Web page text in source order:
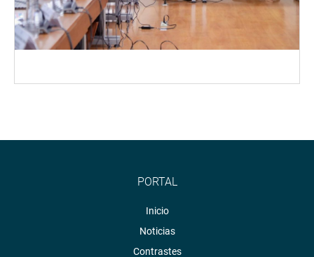
PORTAL
Inicio
Noticias
Contrastes